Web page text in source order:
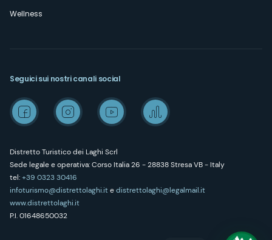
Wellness
Distretto Turistico dei Laghi Scrl
Sede legale e operativa: Corso Italia 26 - 28838 Stresa VB - Italy
tel:+39 0323 30416
infoturismo@distrettolaghi.itedistrettolaghi@legalmail.it
www.distrettolaghi.it
P.I. 01648650032
Seguici sui nostri canali social